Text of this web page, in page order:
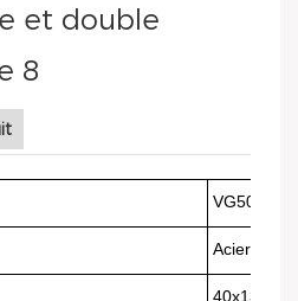
VG5012
Acier
40x13